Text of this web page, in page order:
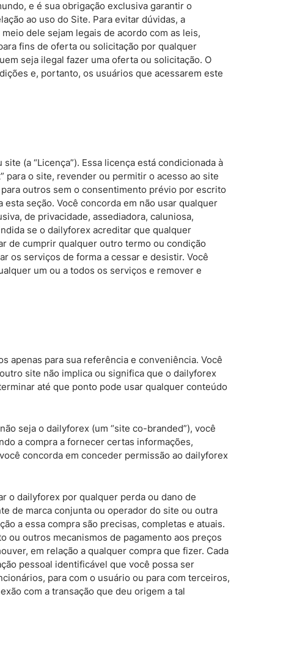
e é sua obrigação exclusiva garantir o
ao uso do Site. Para evitar dúvidas, a
dele sejam legais de acordo com as leis,
fins de oferta ou solicitação por qualquer
seja ilegal fazer uma oferta ou solicitação. O
e, portanto, os usuários que acessarem este
(a “Licença”). Essa licença está condicionada à
para o site, revender ou permitir o acesso ao site
outros sem o consentimento prévio por escrito
seção. Você concorda em não usar qualquer
de privacidade, assediadora, caluniosa,
se o dailyforex acreditar que qualquer
de cumprir qualquer outro termo ou condição
os serviços de forma a cessar e desistir. Você
um ou a todos os serviços e remover e
apenas para sua referência e conveniência. Você
site não implica ou significa que o dailyforex
até que ponto pode usar qualquer conteúdo
seja o dailyforex (um “site co-branded”), você
a compra a fornecer certas informações,
concorda em conceder permissão ao dailyforex
o dailyforex por qualquer perda ou dano de
de marca conjunta ou operador do site ou outra
a essa compra são precisas, completas e atuais.
ou outros mecanismos de pagamento aos preços
em relação a qualquer compra que fizer. Cada
pessoal identificável que você possa ser
para com o usuário ou para com terceiros,
com a transação que deu origem a tal